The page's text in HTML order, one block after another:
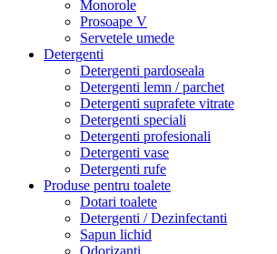
Monorole
Prosoape V
Servetele umede
Detergenti
Detergenti pardoseala
Detergenti lemn / parchet
Detergenti suprafete vitrate
Detergenti speciali
Detergenti profesionali
Detergenti vase
Detergenti rufe
Produse pentru toalete
Dotari toalete
Detergenti / Dezinfectanti
Sapun lichid